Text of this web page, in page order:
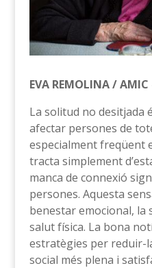
EVA REMOLINA /
La solitud no desitjada
afectar persones de
especialment freqüent
tracta simplement
manca de connexió
persones. Aquesta
benestar emocional, la
salut física. La bona
estratègies per reduir-
social més plena i